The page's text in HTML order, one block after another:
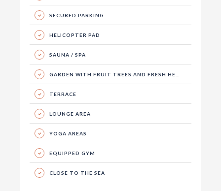
SECURED PARKING
HELICOPTER PAD
SAUNA / SPA
GARDEN WITH FRUIT TREES AND FRESH HERBS
TERRACE
LOUNGE AREA
YOGA AREAS
EQUIPPED GYM
CLOSE TO THE SEA